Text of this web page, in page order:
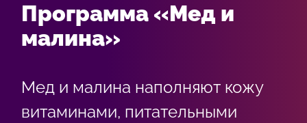
Программа «Мед и
малина»
Мед и малина наполняют кожу
витаминами, питательными